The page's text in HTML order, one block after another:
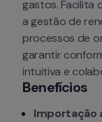
gastos. Facilita
a gestão de
processos de
garantir
intuitiva e
Benefícios
Importação